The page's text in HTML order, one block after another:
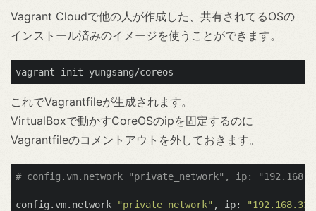
Vagrant Cloudで他の人が作成した、共有されてるOSの
インストール済みのイメージを使うことができます。
これでVagrantfileが生成されます。
VirtualBoxで動かすCoreOSのipを固定するのに
Vagrantfileのコメントアウトを外しておきます。
# config.vm.network "private_network", ip:
config.vm.network "private_network" , ip: